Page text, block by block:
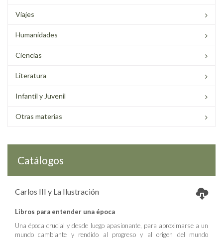
Viajes
Humanidades
Ciencias
Literatura
Infantil y Juvenil
Otras materias
Catálogos
Carlos III y La Ilustración
Libros para entender una época
Una época crucial y desde luego apasionante, para aproximarse a un
mundo cambiante y rendido al progreso y al origen del mundo